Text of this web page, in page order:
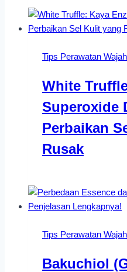
Tips Perawatan Wajah
White
Superoxide
Perbaikan
Rusak
Tips Perawatan Wajah
Bakuchiol